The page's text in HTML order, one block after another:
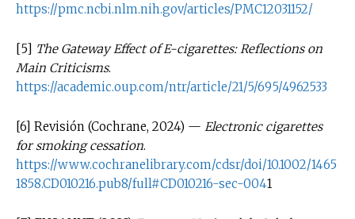
https://pmc.ncbi.nlm.nih.gov/articles/PMC12031152/
[5] The Gateway Effect of E-cigarettes: Reflections on
Main Criticisms.
https://academic.oup.com/ntr/article/21/5/695/4962533
[6] Revisión (Cochrane, 2024) — Electronic cigarettes
for smoking cessation.
https://www.cochranelibrary.com/cdsr/doi/10.1002/1465
1858.CD010216.pub8/full#CD010216-sec-0041